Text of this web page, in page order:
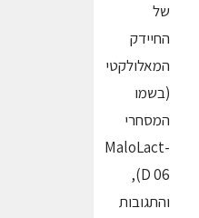
של
החיידק
המאלולקטי
(בשמו
המסחרי
MaloLact-
D 06),
והתגובות